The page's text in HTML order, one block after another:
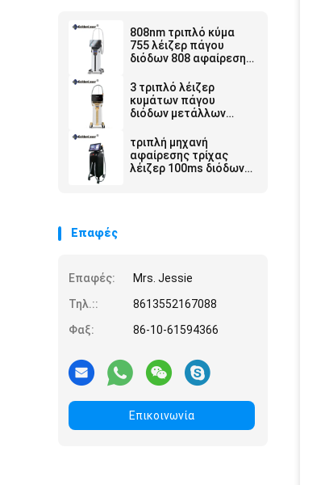
808nm τριπλό κύμα
755 λέιζερ πάγου
διόδων 808 αφαίρεση
κύματος 1064nm 3
3 τριπλό λέιζερ
κυμάτων πάγου
διόδων μετάλλων
τρίχας λέιζερ διόδων
μήκους κύματος
τριπλή μηχανή
αφαίρεσης τρίχας
λέιζερ 100ms διόδων
Επαφές
Επαφές:
Mrs. Jessie
Τηλ.::
8613552167088
Φαξ:
86-10-61594366
Επικοινωνία